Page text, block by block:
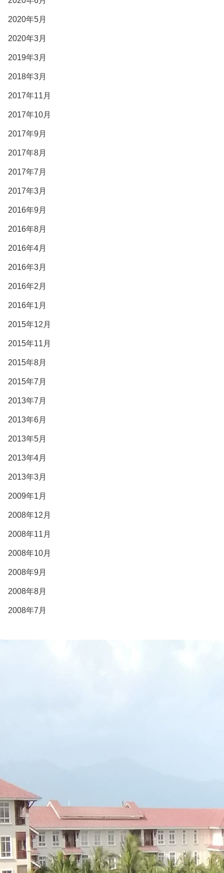
2020年5月
2020年3月
2019年3月
2018年3月
2017年11月
2017年10月
2017年9月
2017年8月
2017年7月
2017年3月
2016年9月
2016年8月
2016年4月
2016年3月
2016年2月
2016年1月
2015年12月
2015年11月
2015年8月
2015年7月
2013年7月
2013年6月
2013年5月
2013年4月
2013年3月
2009年1月
2008年12月
2008年11月
2008年10月
2008年9月
2008年8月
2008年7月